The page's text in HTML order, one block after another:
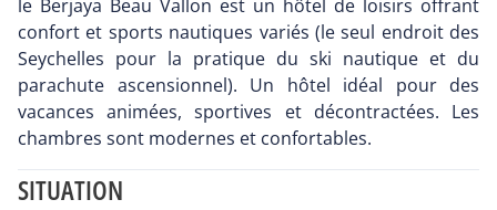
le Berjaya Beau Vallon est un hôtel de loisirs offrant
confort et sports nautiques variés (le seul endroit des
Seychelles pour la pratique du ski nautique et du
parachute ascensionnel). Un hôtel idéal pour des
vacances animées, sportives et décontractées. Les
chambres sont modernes et confortables.
SITUATION